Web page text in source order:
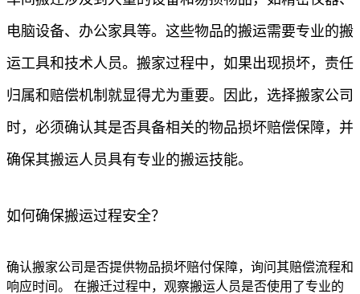
电脑设备、办公家具等。这些物品的搬运需要专业的搬
运工具和技术人员。搬家过程中，如果出现损坏，责任
归属和赔偿机制就显得尤为重要。因此，选择搬家公司
时，必须确认其是否具备相关的物品损坏赔偿保障，并
确保其搬运人员具有专业的搬运技能。
如何确保搬运过程安全？
确认搬家公司是否提供物品损坏赔付保障，询问其赔偿流程和
响应时间。 在搬迁过程中，观察搬运人员是否使用了专业的